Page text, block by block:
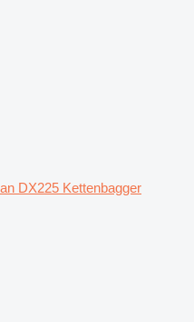
DX225 Kettenbagger